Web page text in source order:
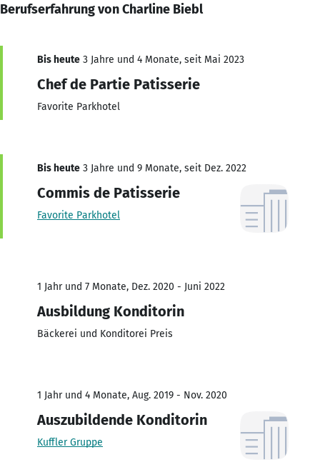
Berufserfahrung von Charline Biebl
Bis heute 3 Jahre und 4 Monate, seit Mai 2023
Chef de Partie Patisserie
Favorite Parkhotel
Bis heute 3 Jahre und 9 Monate, seit Dez. 2022
Commis de Patisserie
Favorite Parkhotel
1 Jahr und 7 Monate, Dez. 2020 - Juni 2022
Ausbildung Konditorin
Bäckerei und Konditorei Preis
1 Jahr und 4 Monate, Aug. 2019 - Nov. 2020
Auszubildende Konditorin
Kuffler Gruppe